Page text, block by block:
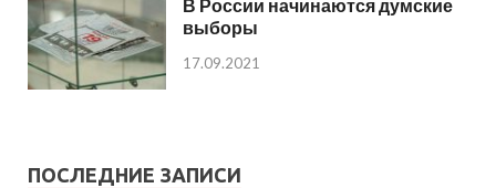
В России начинаются думские
выборы
17.09.2021
ПОСЛЕДНИЕ ЗАПИСИ